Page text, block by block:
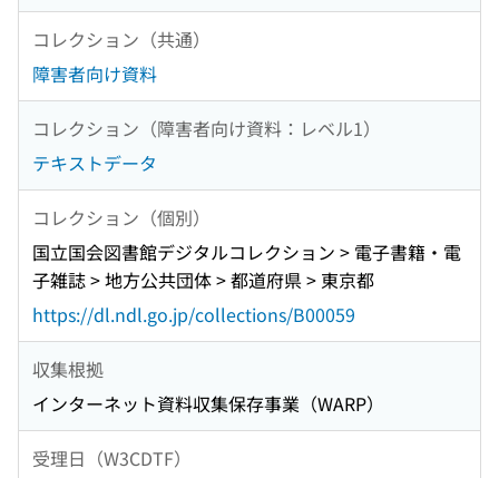
コレクション（共通）
障害者向け資料
コレクション（障害者向け資料：レベル1）
テキストデータ
コレクション（個別）
国立国会図書館デジタルコレクション > 電子書籍・電
子雑誌 > 地方公共団体 > 都道府県 > 東京都
https://dl.ndl.go.jp/collections/B00059
収集根拠
インターネット資料収集保存事業（WARP）
受理日（W3CDTF）